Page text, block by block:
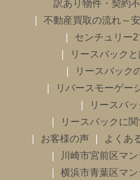
訳あり物件・契約
不動産買取の流れ～
センチュリー
リースバック
リースバック
リバースモーゲー
リースバ
リースバックに
お客様の声
よくあ
川崎市宮前区マ
横浜市青葉区マ